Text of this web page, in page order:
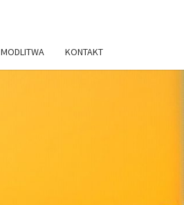
MODLITWA KONTAKT